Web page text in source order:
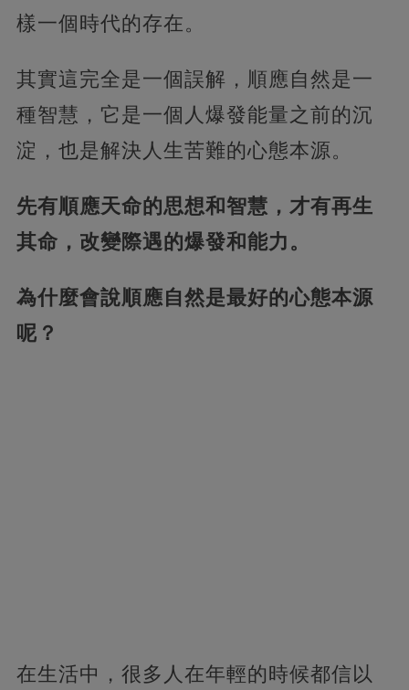
樣一個時代的存在。
其實這完全是一個誤解，順應自然是一
種智慧， 它是一個人爆發能量之前的沉
淀，也是解決人生苦難的心態本源。
先有順應天命的思想和智慧，才有再生
其命，改變際遇的爆發和能力。
為什麼會說順應自然是最好的心態本源
呢？
在生活中，很多人在年輕的時候都信以